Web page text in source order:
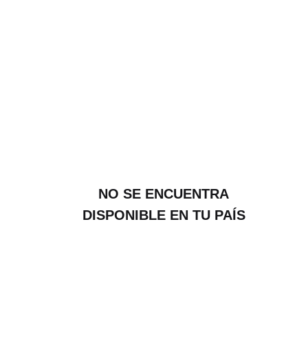
NO SE ENCUENTRA
DISPONIBLE EN TU PAÍS